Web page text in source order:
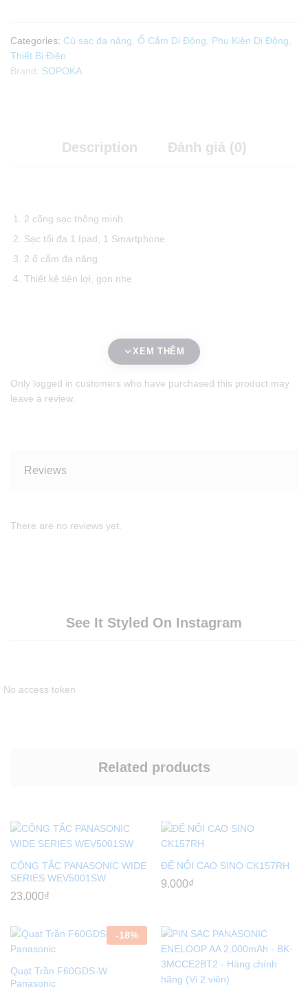
Categories: Củ sạc đa năng Ổ Cắm Di Động Phụ Kiện Di Động
Thiết Bị Điện
Brand: SOPOKA
Description Đánh giá (0)
2 cổng sạc thông minh
Sạc tối đa 1 Ipad, 1 Smartphone
2 ổ cắm đa năng
Thiết kệ tiện lợi, gọn nhẹ
XEM THÊM
Only logged in customers who have purchased this product may
leave a review.
Reviews
There are no reviews yet.
See It Styled On Instagram
No access token
Related products
CÔNG TẮC PANASONIC WIDE
SERIES WEV5001SW
23.000₫
ĐẾ NỔI CAO SINO CK157RH
9.000₫
-18%
Quạt Trần F60GDS-W
Panasonic